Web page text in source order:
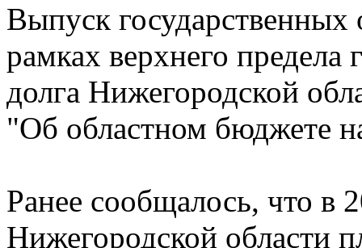
Выпуск государственных
рамках верхнего предела
долга Нижегородской
"Об областном бюджете
Ранее сообщалось, что в
Нижегородской области